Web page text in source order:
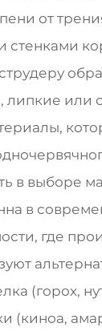
от
стенками
липкие или
в выборе
в
где
(горох,
(киноа,